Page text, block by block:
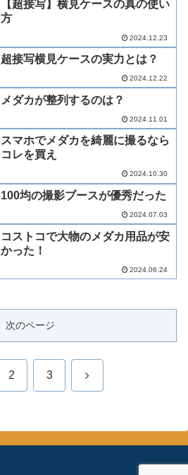
【超接写】横見ケースの真の使い
方
2024.12.23
超接写横見ケースの実力とは？
2024.12.22
メダカが整列するのは？
2024.11.01
スマホでメダカを綺麗に撮るなら
コレを買え
2024.10.30
100均の撮影ブースが優秀だった
2024.07.03
コストコで大物のメダカ用品が安
かった！
2024.06.24
次のページ
2 3 次